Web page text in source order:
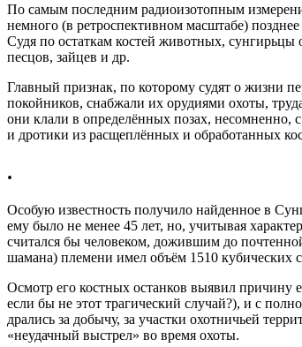
По самым последним радиоизотопным
немного (в ретроспективном масштабе)
Судя по остаткам костей животных,
песцов, зайцев и др.
Главный признак, по которому судят о жизни
покойников, снабжали их орудиями охоты,
они клали в определённых позах, несомненно,
и дротики из расщеплённых и обработанных
.
Особую известность получило найденное в
ему было не менее 45 лет, но, учитывая
считался бы человеком, дожившим до
шамана) племени имел объём 1510 кубических
Осмотр его костных останков выявил причину
если бы не этот трагический случай?), и с
дрались за добычу, за участки охотничьей
«неудачный выстрел» во время охоты.